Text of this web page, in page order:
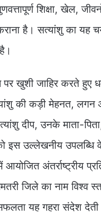
शिक्षा, खेल,
है। सत्यांशु का यह
पर खुशी जाहिर करते हुए
की कड़ी मेहनत,
दीप, उनके माता-
इस उल्लेखनीय उपलब्धि
अंतर्राष्ट्रीय
जिले का नाम विश्व
यह गहरा संदेश देती